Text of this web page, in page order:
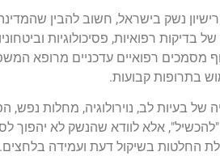
נשק בישראל, חשוב להבין
רפואיות, פסיכולוגיות
רפואיים עדכניים מרופא
בתרופות קבועות.
של בעיות לב, נוירולוגיה, מחלות
אלא לוודא שהנשק לא יהפוך
החלטות בשיקול דעת ועמידה בלחצים.